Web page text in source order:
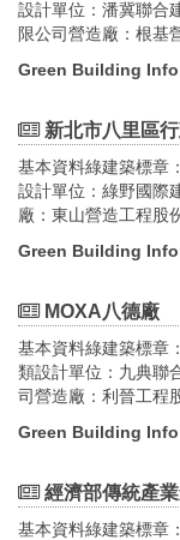
設計單位：潘冀聯合
限公司營造廠：根基
構造：鋼骨構造樓層
57.43%容積率：本
Green Building
新北市八里區
基本資料綠建築標章
設計單位：綠野國際
廠：東山營造工程股
造：鋼筋混凝土造樓
期間：2017.1-
Green Building
MOXA八德廠
基本資料綠建築標章
類設計單位：九典聯
司營造廠：利晉工程
造：鋼骨構造樓層數
容積率：299.58%設
Green Building
經濟部傳統產
基本資料綠建築標章